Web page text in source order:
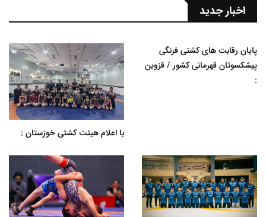
اخبار جدید
پایان رقابت های کشتی فرنگی
پیشکسوتان قهرمانی کشور / قزوین
:
با اعلام هیئت کشتی خوزستان :